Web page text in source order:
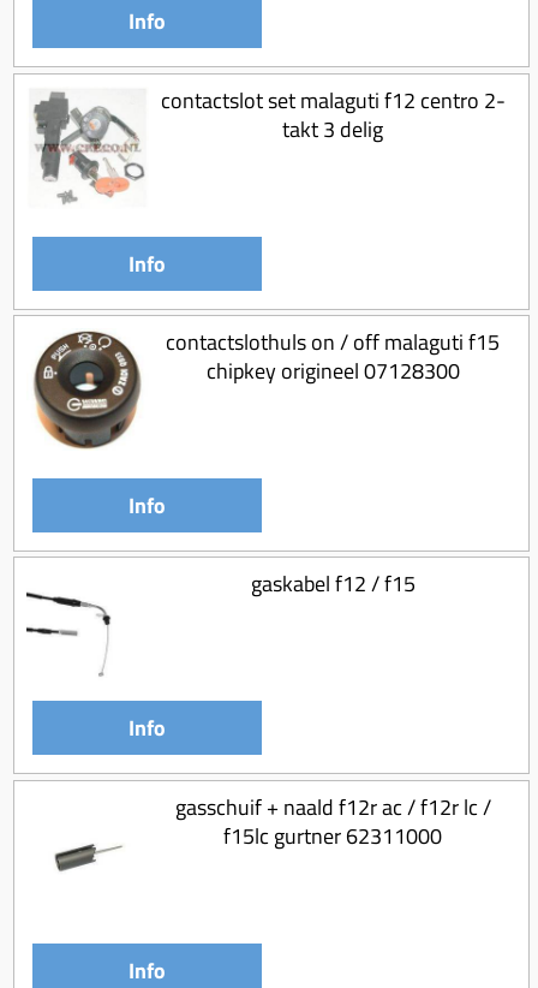
Info
contactslot set malaguti f12 centro 2-
takt 3 delig
Info
contactslothuls on / off malaguti f15
chipkey origineel 07128300
Info
gaskabel f12 / f15
Info
gasschuif + naald f12r ac / f12r lc /
f15lc gurtner 62311000
Info